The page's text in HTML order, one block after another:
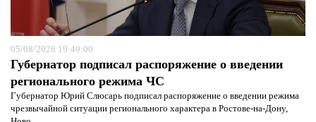
05/08/2026 19:49:00
Губернатор подписал распоряжение о введении
регионального режима ЧС
Губернатор Юрий Слюсарь подписал распоряжение о введении режима
чрезвычайной ситуации регионального характера в Ростове-на-Дону,